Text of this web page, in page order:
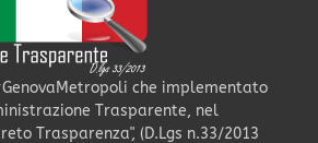
che implementato
Trasparente, nel
Trasparenza", (D.Lgs n.33/2013